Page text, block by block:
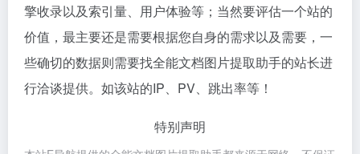
擎收录以及索引量、用户体验等；当然要评估一个站的
价值，最主要还是需要根据您自身的需求以及需要，一
些确切的数据则需要找全能文档图片提取助手的站长进
行洽谈提供。如该站的IP、PV、跳出率等！
特别声明